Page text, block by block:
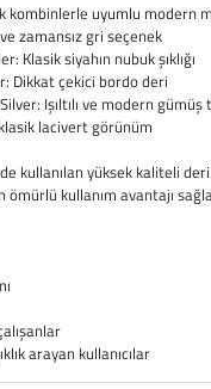
kombinlerle uyumlu modern
zamansız gri seçenek
Klasik siyahın nubuk şıklığı
Dikkat çekici bordo deri
Işıltılı ve modern gümüş
lacivert görünüm
kullanılan yüksek kaliteli
kullanım avantajı
arayan kullanıcılar